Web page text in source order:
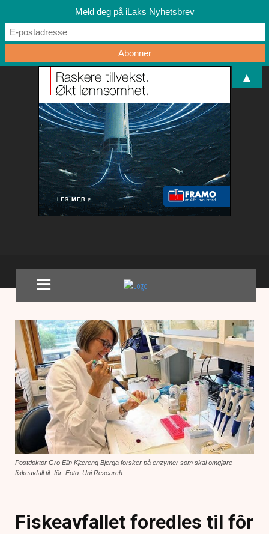
Postdoktor Gro Elin Kjæreng Bjerga forsker på enzymer som skal omgjøre
fiskeavfall til -fôr. Foto: Uni Research
Fiskeavfallet foredles til fôr
Meld deg på iLaks Nyhetsbrev
▲